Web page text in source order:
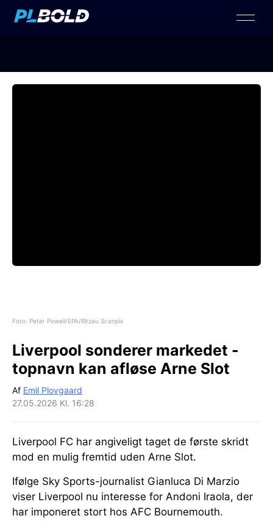
Foto: Peter Powell/EPA/Ritzau Scanpix
Liverpool sonderer markedet -
topnavn kan afløse Arne Slot
Af Emil Plovgaard
27.05.2026 Kl. 16:28
Liverpool FC har angiveligt taget de første skridt
mod en mulig fremtid uden Arne Slot.
Ifølge Sky Sports-journalist Gianluca Di Marzio
viser Liverpool nu interesse for Andoni Iraola, der
har imponeret stort hos AFC Bournemouth.